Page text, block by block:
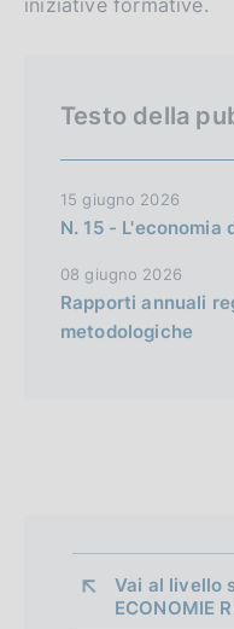
Testo della
15 giugno 2026
N. 15 - L'economia
08 giugno 2026
Rapporti annuali
metodologiche
Vai al livello
ECONOMIE